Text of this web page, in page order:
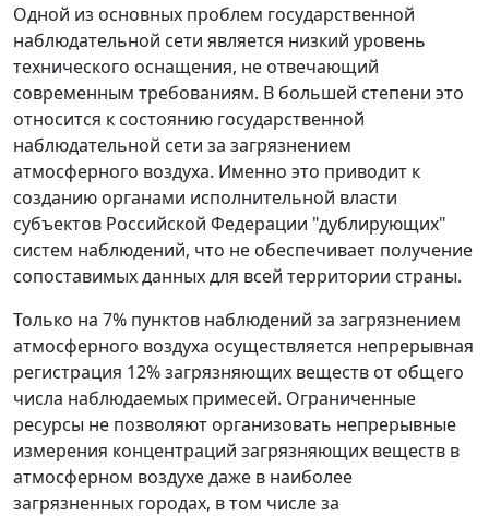
Одной из основных проблем государственной
наблюдательной сети является низкий уровень
технического оснащения, не отвечающий
современным требованиям. В большей степени это
относится к состоянию государственной
наблюдательной сети за загрязнением
атмосферного воздуха. Именно это приводит к
созданию органами исполнительной власти
субъектов Российской Федерации "дублирующих"
систем наблюдений, что не обеспечивает получение
сопоставимых данных для всей территории страны.
Только на 7% пунктов наблюдений за загрязнением
атмосферного воздуха осуществляется непрерывная
регистрация 12% загрязняющих веществ от общего
числа наблюдаемых примесей. Ограниченные
ресурсы не позволяют организовать непрерывные
измерения концентраций загрязняющих веществ в
атмосферном воздухе даже в наиболее
загрязненных городах, в том числе за